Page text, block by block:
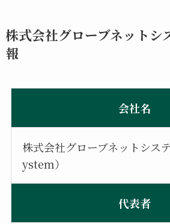
株式会社グローブネットシ
報
会社名
株式会社グローブネットシス
ystem）
代表者